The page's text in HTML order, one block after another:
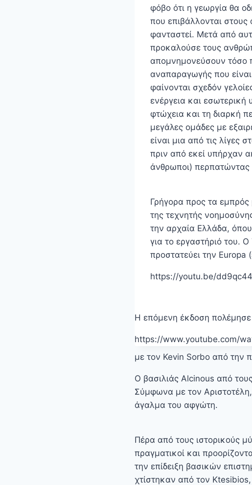
φόβο ότι η γεωργία θα
που επιβάλλονται
φανταστεί. Μετά από
προκαλούσε τους
απομνημονεύσουν τόσο
αναπαραγωγής που
φαίνονται σχεδόν
ενέργεια και
φτώχεια και τη διαρκή
μεγάλες ομάδες με
είναι μια από τις λίγες
πριν από εκεί υπήρχαν
άνθρωποι) περπατώντας
Γρήγορα προς τα εμπρός
της τεχνητής
την αρχαία Ελλάδα,
για το εργαστήριό του.
προστατεύει την
https://youtu.be/
Η επόμενη έκδοση
https://www.youtube.com/
με τον Kevin Sorbo από την
Ο βασιλιάς Alcinous από
Σύμφωνα με τον
άγαλμα του αφγώτη.
Πέρα από τους ιστορικούς
πραγματικοί και
την επίδειξη βασικών
χτίστηκαν από τον